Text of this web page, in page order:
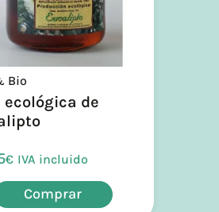
Bio
ecológica de
€ IVA incluido
Comprar